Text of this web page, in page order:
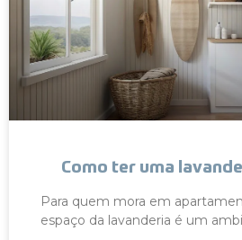
Como ter uma
Para quem mora em
espaço da lavanderia é um